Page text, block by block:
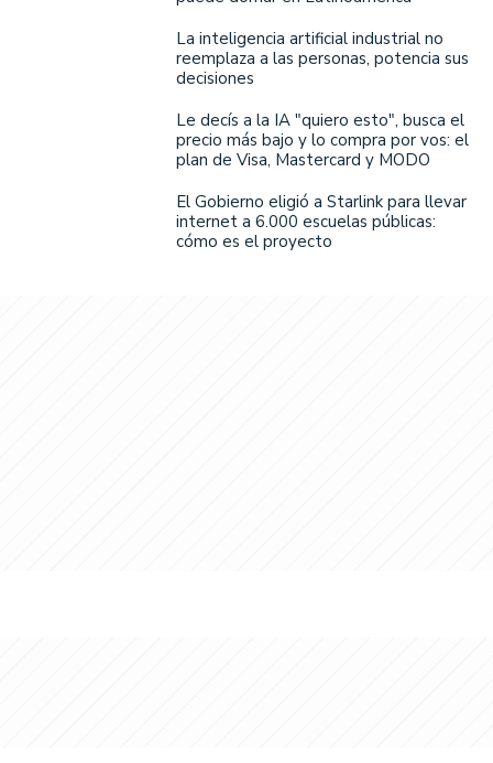
La inteligencia artificial industrial no
reemplaza a las personas, potencia sus
decisiones
Le decís a la IA "quiero esto", busca el
precio más bajo y lo compra por vos: el
plan de Visa, Mastercard y MODO
El Gobierno eligió a Starlink para llevar
internet a 6.000 escuelas públicas:
cómo es el proyecto